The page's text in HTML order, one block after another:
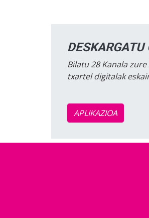
DESKARGATU
Bilatu 28 Kanala
txartel digitalak
APLIKAZIOA